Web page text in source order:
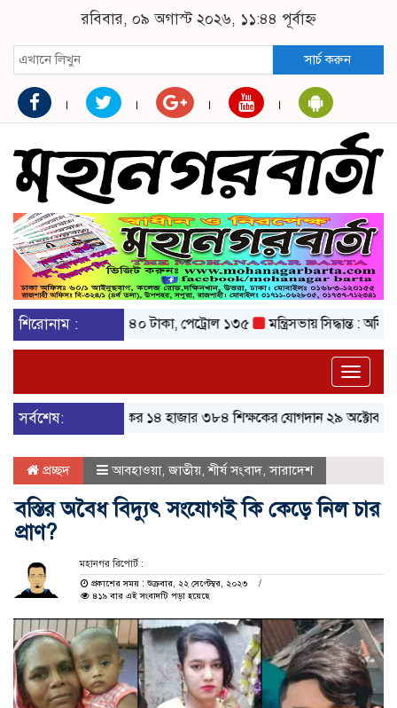
রবিবার, ০৯ অগাস্ট ২০২৬, ১১:৪৪ পূর্বাহ্ন
সার্চ করুন
শিরোনাম :
দাম বেড়ে ১৪০ টাকা, পেট্রোল ১৩৫ মন্ত্রিসভায় সিদ্ধান্ত : অফিস চলবে
Toggle
সর্বশেষ:
প্রাথমিকের ১৪ হাজার ৩৮৪ শিক্ষকের যোগদান ২৯ অক্টোবর পদত্যাগ
প্রচ্ছদ আবহাওয়া,জাতীয়,শীর্ষ সংবাদ,সারাদেশ
বস্তির অবৈধ বিদ্যুৎ সংযোগই কি কেড়ে নিল চার
প্রাণ?
মহানগর রিপোর্ট :
প্রকাশের সময় : শুক্রবার, ২২ সেপ্টেম্বর, ২০২৩
৪১৯ বার এই সংবাদটি পড়া হয়েছে